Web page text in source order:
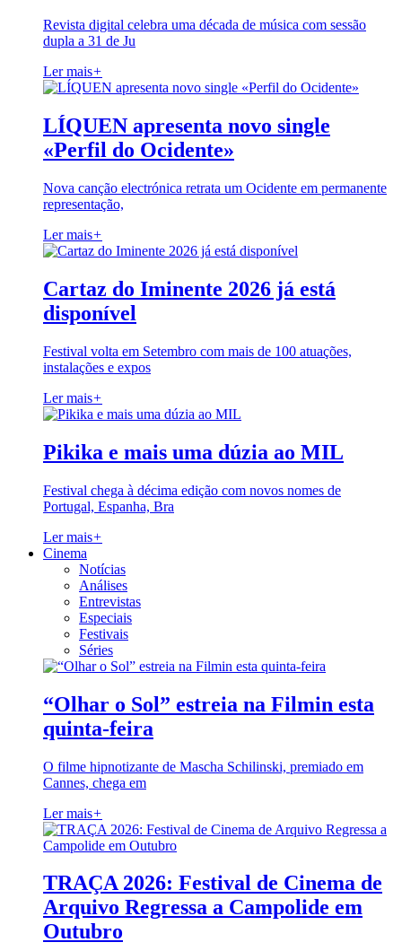
Revista digital celebra uma década de música com sessão
dupla a 31 de Ju
Ler mais+
LÍQUEN apresenta novo single
«Perfil do Ocidente»
Nova canção electrónica retrata um Ocidente em permanente
representação,
Ler mais+
Cartaz do Iminente 2026 já está
disponível
Festival volta em Setembro com mais de 100 atuações,
instalações e expos
Ler mais+
Pikika e mais uma dúzia ao MIL
Festival chega à décima edição com novos nomes de
Portugal, Espanha, Bra
Ler mais+
Cinema
Notícias
Análises
Entrevistas
Especiais
Festivais
Séries
“Olhar o Sol” estreia na Filmin esta
quinta-feira
O filme hipnotizante de Mascha Schilinski, premiado em
Cannes, chega em
Ler mais+
TRAÇA 2026: Festival de Cinema de
Arquivo Regressa a Campolide em
Outubro